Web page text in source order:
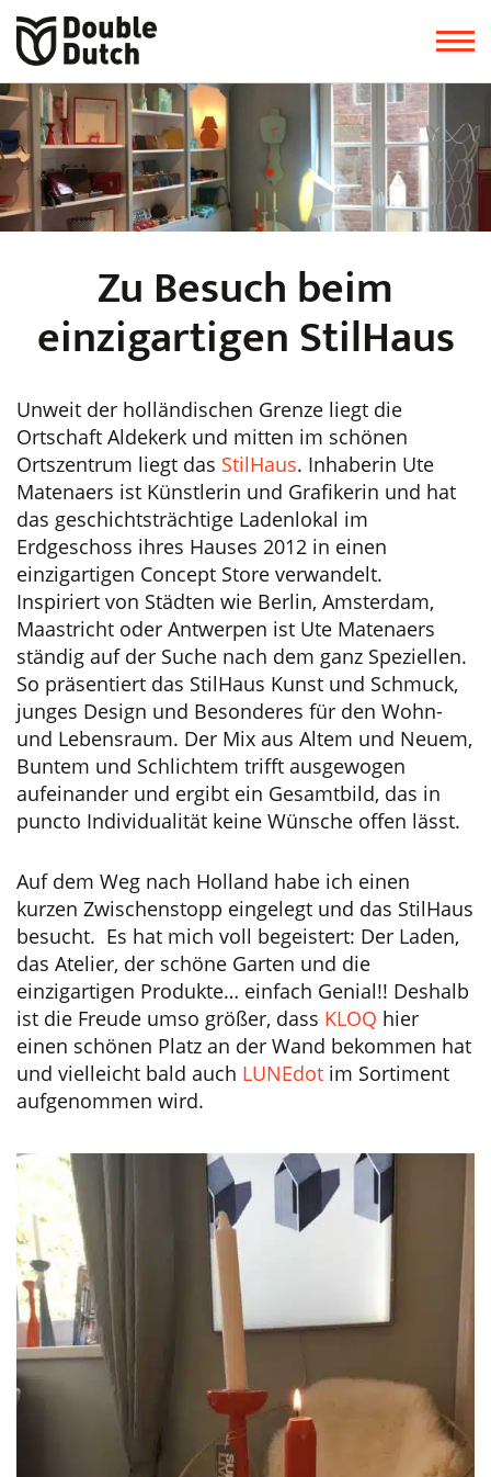
Zu Besuch beim
einzigartigen StilHaus
Unweit der holländischen Grenze liegt die
Ortschaft Aldekerk und mitten im schönen
Ortszentrum liegt das StilHaus. Inhaberin Ute
Matenaers ist Künstlerin und Grafikerin und hat
das geschichtsträchtige Ladenlokal im
Erdgeschoss ihres Hauses 2012 in einen
einzigartigen Concept Store verwandelt.
Inspiriert von Städten wie Berlin, Amsterdam,
Maastricht oder Antwerpen ist Ute Matenaers
ständig auf der Suche nach dem ganz Speziellen.
So präsentiert das StilHaus Kunst und Schmuck,
junges Design und Besonderes für den Wohn-
und Lebensraum. Der Mix aus Altem und Neuem,
Buntem und Schlichtem trifft ausgewogen
aufeinander und ergibt ein Gesamtbild, das in
puncto Individualität keine Wünsche offen lässt.
Auf dem Weg nach Holland habe ich einen
kurzen Zwischenstopp eingelegt und das StilHaus
besucht. Es hat mich voll begeistert: Der Laden,
das Atelier, der schöne Garten und die
einzigartigen Produkte… einfach Genial!! Deshalb
ist die Freude umso größer, dass KLOQ hier
einen schönen Platz an der Wand bekommen hat
und vielleicht bald auch LUNEdot im Sortiment
aufgenommen wird.